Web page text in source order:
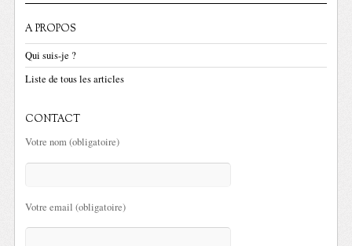
A PROPOS
Qui suis-je ?
Liste de tous les articles
CONTACT
Votre nom (obligatoire)
Votre email (obligatoire)